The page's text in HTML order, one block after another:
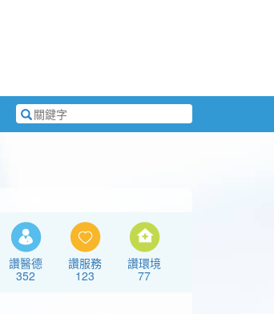
搜
尋
讚醫德
352
讚服務
123
讚環境
77